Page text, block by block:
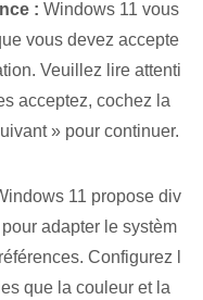
: Windows 11 vous
vous devez accepte
Veuillez lire attenti
acceptez, cochez la
» pour continuer.
11 propose div
adapter le systèm
Configurez l
que la couleur et la